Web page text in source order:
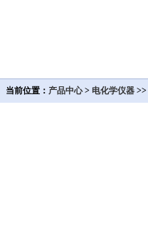
当前位置： 产品中心> 电化学仪器 >>